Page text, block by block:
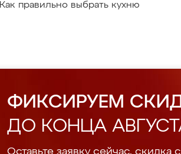
Как правильно выбрать кухню
ФИКСИРУЕМ
ДО КОНЦА
Оставьте заявку сейчас, скидка